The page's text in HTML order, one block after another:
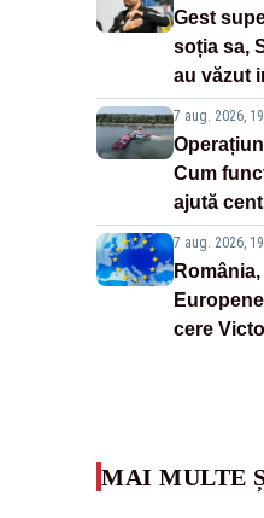
Gest
soția sa,
au văzut
7 aug. 2026,
Cum
ajută
7 aug. 2026,
cere
MAI MULTE